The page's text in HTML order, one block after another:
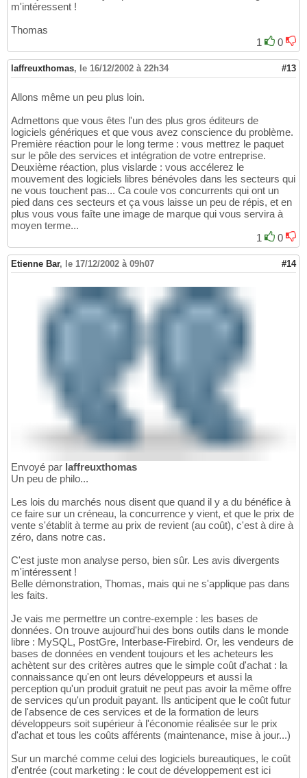
m'intéressent !
Thomas
1
0
laffreuxthomas, le 16/12/2002 à 22h34 #13
Allons même un peu plus loin.
Admettons que vous êtes l'un des plus gros éditeurs de
logiciels génériques et que vous avez conscience du problème.
Première réaction pour le long terme : vous mettrez le paquet
sur le pôle des services et intégration de votre entreprise.
Deuxième réaction, plus vislarde : vous accélerez le
mouvement des logiciels libres bénévoles dans les secteurs qui
ne vous touchent pas... Ca coule vos concurrents qui ont un
pied dans ces secteurs et ça vous laisse un peu de répis, et en
plus vous vous faîte une image de marque qui vous servira à
moyen terme...
1
0
Etienne Bar, le 17/12/2002 à 09h07 #14
Envoyé par laffreuxthomas
Un peu de philo...
Les lois du marchés nous disent que quand il y a du bénéfice à
ce faire sur un créneau, la concurrence y vient, et que le prix de
vente s'établit à terme au prix de revient (au coût), c'est à dire à
zéro, dans notre cas.
C'est juste mon analyse perso, bien sûr. Les avis divergents
m'intéressent !
Belle démonstration, Thomas, mais qui ne s'applique pas dans
les faits.
Je vais me permettre un contre-exemple : les bases de
données. On trouve aujourd'hui des bons outils dans le monde
libre : MySQL, PostGre, Interbase-Firebird. Or, les vendeurs de
bases de données en vendent toujours et les acheteurs les
achètent sur des critères autres que le simple coût d'achat : la
connaissance qu'en ont leurs développeurs et aussi la
perception qu'un produit gratuit ne peut pas avoir la même offre
de services qu'un produit payant. Ils anticipent que le coût futur
de l'absence de ces services et de la formation de leurs
développeurs soit supérieur à l'économie réalisée sur le prix
d'achat et tous les coûts afférents (maintenance, mise à jour...)
Sur un marché comme celui des logiciels bureautiques, le coût
d'entrée (cout marketing : le cout de développement est ici